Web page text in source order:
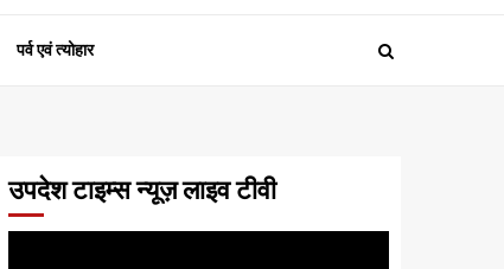
पर्व एवं त्योहार
उपदेश टाइम्स न्यूज़ लाइव टीवी